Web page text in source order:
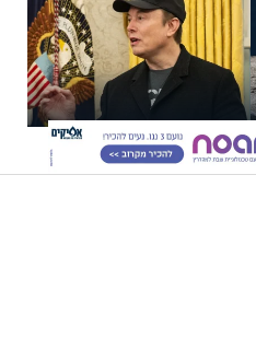
"לכסף לא תהיה משמעות
ב-2036": התחזית הדרמטית